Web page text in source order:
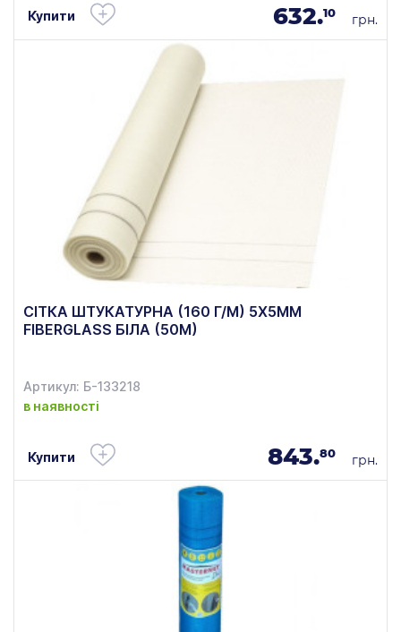
Купити 632.10 грн.
СІТКА ШТУКАТУРНА (160 Г/М) 5Х5ММ
FIBERGLASS БІЛА (50М)
Артикул: Б-133218
в наявності
Купити 843.80 грн.